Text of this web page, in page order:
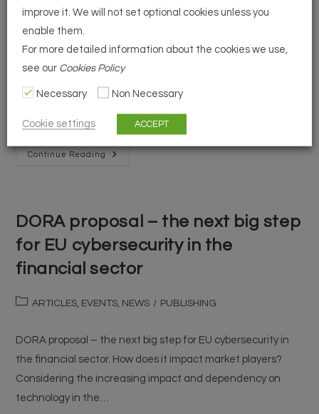
ARTICLES, EVENTS, NEWS
Bohâlțeanu & Asociații, două tranzacții importante Firma de
două tranzacții importante din domeniul industriei
alimentare și, respectiv, industriei aviatice. BSMP a…
Continue Reading
DORA proposal – the next big step
for EU cybersecurity in the
financial sector
ARTICLES, EVENTS, NEWS / PUBLISHING
DORA proposal – the next big step for EU cybersecurity in
the financial sector. How does it impact market players?
Considering the increasing impact and dependency on
technology in the…
improve it. We will not set optional cookies unless you
enable them.
For more detailed information about the cookies we use,
see our Cookies Policy
Necessary Non Necessary
Cookie settings ACCEPT